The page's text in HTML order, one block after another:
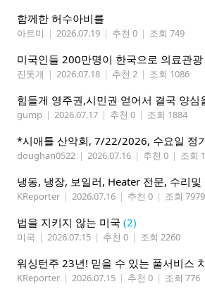
함께한 허수아비를
아트미 | 2026.07.19 | 추천 0 | 조회 749
미국인들 200만명이 한국으로 의료관광
진돗개 | 2026.07.18 | 추천 2 | 조회 1086
힘들게 영주권,시민권 얻어서 결국 양심
gump | 2026.07.17 | 추천 0 | 조회 1884
doughan0522 | 2026.07.16 | 추천 0 | 조회
냉동, 냉장, 보일러, Heater 전문, 수리및
KReporter | 2026.07.16 | 추천 0 | 조회 7979
법을 지키지 않는 미국 (2)
미국 | 2026.07.15 | 추천 0 | 조회 2260
워싱턴주 23년! 믿을 수 있는 풀서비스
KReporter | 2026.07.15 | 추천 0 | 조회 776